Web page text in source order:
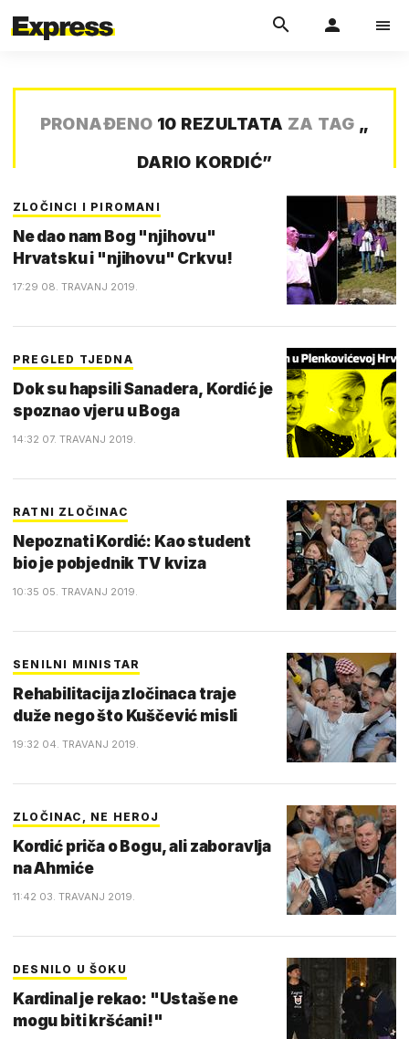
PRONAĐENO 10 REZULTATA ZA TAG „
DARIO KORDIĆ”
ZLOČINCI I PIROMANI
Ne dao nam Bog "njihovu"
Hrvatsku i "njihovu" Crkvu!
17:29 08. TRAVANJ 2019.
PREGLED TJEDNA
Dok su hapsili Sanadera, Kordić je
spoznao vjeru u Boga
14:32 07. TRAVANJ 2019.
RATNI ZLOČINAC
Nepoznati Kordić: Kao student
bio je pobjednik TV kviza
10:35 05. TRAVANJ 2019.
SENILNI MINISTAR
Rehabilitacija zločinaca traje
duže nego što Kuščević misli
19:32 04. TRAVANJ 2019.
ZLOČINAC, NE HEROJ
Kordić priča o Bogu, ali zaboravlja
na Ahmiće
11:42 03. TRAVANJ 2019.
DESNILO U ŠOKU
Kardinal je rekao: "Ustaše ne
mogu biti kršćani!"